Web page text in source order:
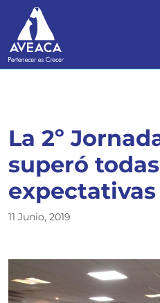
La 2º
superó
expectativas
11 Junio, 2019